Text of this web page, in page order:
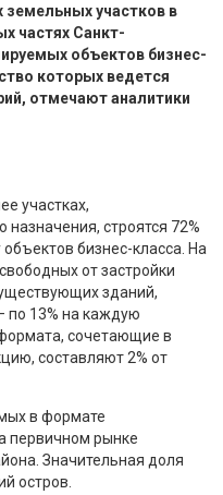
участков в
частях Санкт-
объектов бизнес-
которых ведется
отмечают аналитики
участках,
строятся 72%
бизнес-класса. На
от застройки
зданий,
по 13% на каждую
сочетающие в
составляют 2% от
в формате
первичном рынке
Значительная доля
остров.